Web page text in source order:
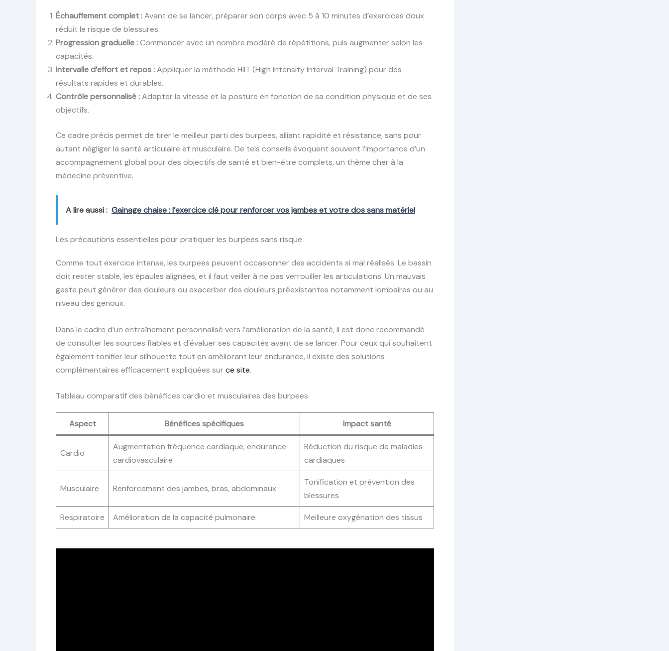
Échauffement complet :Avant de se lancer, préparer son corps avec 5 à 10 minutes d’exercices doux
réduit le risque de blessures.
Progression graduelle :Commencer avec un nombre modéré de répétitions, puis augmenter selon les
capacités.
Intervalle d’effort et repos :Appliquer la méthode HIIT (High Intensity Interval Training) pour des
résultats rapides et durables.
Contrôle personnalisé :Adapter la vitesse et la posture en fonction de sa condition physique et de ses
objectifs.
Ce cadre précis permet de tirer le meilleur parti des burpees, alliant rapidité et résistance, sans pour
autant négliger la santé articulaire et musculaire. De tels conseils évoquent souvent l’importance d’un
accompagnement global pour des objectifs de santé et bien-être complets, un thème cher à la
médecine préventive.
A lire aussi : Gainage chaise : l’exercice clé pour renforcer vos jambes et votre dos sans matériel
Les précautions essentielles pour pratiquer les burpees sans risque
Comme tout exercice intense, les burpees peuvent occasionner des accidents si mal réalisés. Le bassin
doit rester stable, les épaules alignées, et il faut veiller à ne pas verrouiller les articulations. Un mauvais
geste peut générer des douleurs ou exacerber des douleurs préexistantes notamment lombaires ou au
niveau des genoux.
Dans le cadre d’un entraînement personnalisé vers l’amélioration de la santé, il est donc recommandé
de consulter les sources fiables et d’évaluer ses capacités avant de se lancer. Pour ceux qui souhaitent
également tonifier leur silhouette tout en améliorant leur endurance, il existe des solutions
complémentaires efficacement expliquées surce site.
Tableau comparatif des bénéfices cardio et musculaires des burpees
Aspect Bénéfices spécifiques Impact santé
Cardio
Augmentation fréquence cardiaque, endurance
cardiovasculaire
Réduction du risque de maladies
cardiaques
Musculaire Renforcement des jambes, bras, abdominaux
Tonification et prévention des
blessures
Respiratoire Amélioration de la capacité pulmonaire Meilleure oxygénation des tissus